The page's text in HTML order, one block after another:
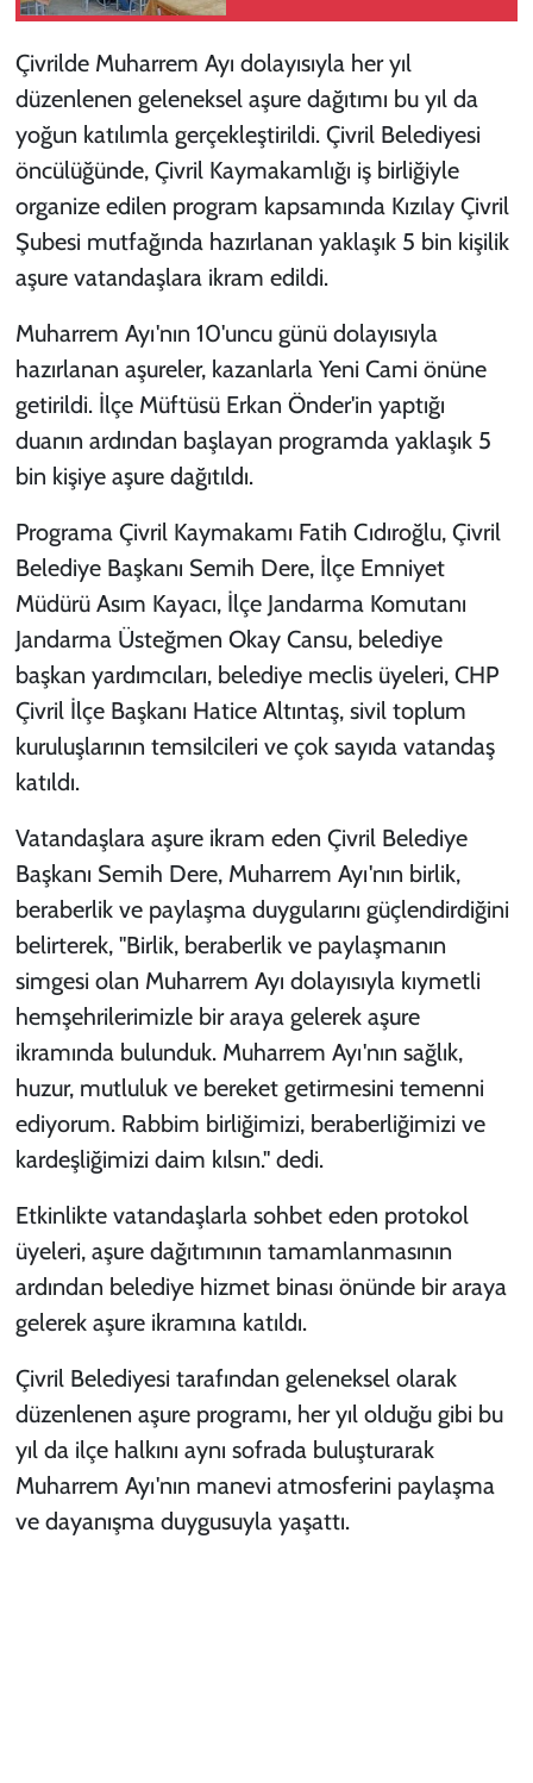
Çivrilde Muharrem Ayı dolayısıyla her yıl
düzenlenen geleneksel aşure dağıtımı bu yıl da
yoğun katılımla gerçekleştirildi. Çivril Belediyesi
öncülüğünde, Çivril Kaymakamlığı iş birliğiyle
organize edilen program kapsamında Kızılay Çivril
Şubesi mutfağında hazırlanan yaklaşık 5 bin kişilik
aşure vatandaşlara ikram edildi.
Muharrem Ayı'nın 10'uncu günü dolayısıyla
hazırlanan aşureler, kazanlarla Yeni Cami önüne
getirildi. İlçe Müftüsü Erkan Önder'in yaptığı
duanın ardından başlayan programda yaklaşık 5
bin kişiye aşure dağıtıldı.
Programa Çivril Kaymakamı Fatih Cıdıroğlu, Çivril
Belediye Başkanı Semih Dere, İlçe Emniyet
Müdürü Asım Kayacı, İlçe Jandarma Komutanı
Jandarma Üsteğmen Okay Cansu, belediye
başkan yardımcıları, belediye meclis üyeleri, CHP
Çivril İlçe Başkanı Hatice Altıntaş, sivil toplum
kuruluşlarının temsilcileri ve çok sayıda vatandaş
katıldı.
Vatandaşlara aşure ikram eden Çivril Belediye
Başkanı Semih Dere, Muharrem Ayı'nın birlik,
beraberlik ve paylaşma duygularını güçlendirdiğini
belirterek, "Birlik, beraberlik ve paylaşmanın
simgesi olan Muharrem Ayı dolayısıyla kıymetli
hemşehrilerimizle bir araya gelerek aşure
ikramında bulunduk. Muharrem Ayı'nın sağlık,
huzur, mutluluk ve bereket getirmesini temenni
ediyorum. Rabbim birliğimizi, beraberliğimizi ve
kardeşliğimizi daim kılsın." dedi.
Etkinlikte vatandaşlarla sohbet eden protokol
üyeleri, aşure dağıtımının tamamlanmasının
ardından belediye hizmet binası önünde bir araya
gelerek aşure ikramına katıldı.
Çivril Belediyesi tarafından geleneksel olarak
düzenlenen aşure programı, her yıl olduğu gibi bu
yıl da ilçe halkını aynı sofrada buluşturarak
Muharrem Ayı'nın manevi atmosferini paylaşma
ve dayanışma duygusuyla yaşattı.